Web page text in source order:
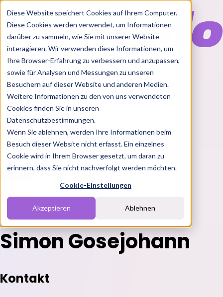
Diese Website speichert Cookies auf Ihrem Computer.
Diese Cookies werden verwendet, um Informationen
darüber zu sammeln, wie Sie mit unserer Website
interagieren. Wir verwenden diese Informationen, um
Ihre Browser-Erfahrung zu verbessern und anzupassen,
sowie für Analysen und Messungen zu unseren
Besuchern auf dieser Website und anderen Medien.
Weitere Informationen zu den von uns verwendeten
Cookies finden Sie in unseren
Datenschutzbestimmungen.
Wenn Sie ablehnen, werden Ihre Informationen beim
Besuch dieser Website nicht erfasst. Ein einzelnes
Cookie wird in Ihrem Browser gesetzt, um daran zu
erinnern, dass Sie nicht nachverfolgt werden möchten.
Cookie-Einstellungen
Akzeptieren Ablehnen
Features
Solutions
BlogChartsRabatt CodesPakete
Login
Simon Gosejohann
Kontakt